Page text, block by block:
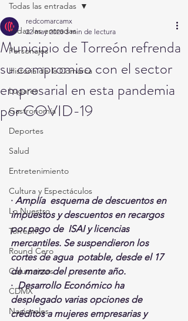
Todas las entradas
Personajes
Historia de la Comarca
Lugares
Gastronomía
Deportes
Salud
Entretenimiento
Cultura y Espectáculos
Lo Nuestro
Torreón
Round Cero
Columnistas
CDMX
Nacionales
Todas las entradas
Municipio de Torreón refrenda
su compromiso con el sector
empresarial en esta pandemia
por COVID-19
redcomarcamx
22 may 2020 3 min de lectura
· Amplía  esquema de descuentos en
impuestos y descuentos en recargos
por pago de  ISAI y licencias
mercantiles. Se suspendieron los
cortes de agua  potable, desde el 17
de marzo del presente año.
· Desarrollo Económico ha
desplegado varias opciones de
créditos a mujeres empresarias y